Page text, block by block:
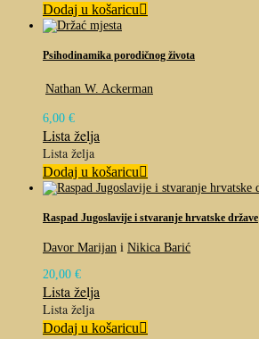
Dodaj u košaricu
Psihodinamika porodičnog života
Nathan W. Ackerman
6,00 €
Lista želja
Lista želja
Dodaj u košaricu
Raspad Jugoslavije i stvaranje hrvatske države
Davor Marijan i Nikica Barić
20,00 €
Lista želja
Lista želja
Dodaj u košaricu